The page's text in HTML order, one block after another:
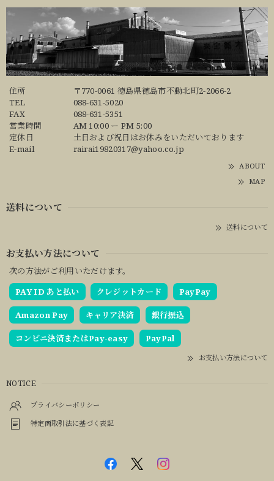
住所
〒770-0061 徳島県徳島市不動北町2-2066-2
TEL
088-631-5020
FAX
088-631-5351
営業時間
AM 10:00 ー PM 5:00
定休日
土日および祝日はお休みをいただいております
E-mail
rairai19820317@yahoo.co.jp
ABOUT
MAP
送料について
送料について
お支払い方法について
次の方法がご利用いただけます。
PAY ID あと払い
クレジットカード PayPay
Amazon Pay キャリア決済 銀行振込
コンビニ決済またはPay-easy PayPal
お支払い方法について
NOTICE
プライバシーポリシー
特定商取引法に基づく表記